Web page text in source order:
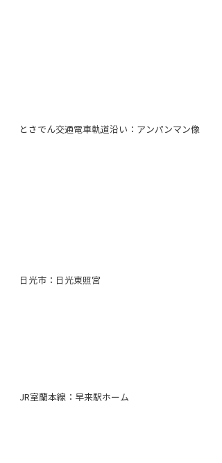
とさでん交通電車軌道沿い：アンパンマン像
日光市：日光東照宮
JR室蘭本線：早来駅ホーム